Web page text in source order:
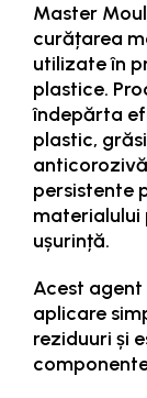
Master
curățarea
utilizate în
plastice.
îndepărta
plastic,
persistente
materialului
ușurință.
Acest
aplicare
reziduuri și